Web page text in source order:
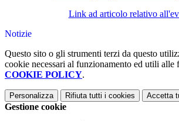
Link ad articolo relativo
Notizie
Questo sito o gli strumenti terzi da questo
cookie necessari al funzionamento ed utili alle
COOKIE POLICY.
Personalizza Rifiuta tutti i cookies Accetta
Gestione cookie